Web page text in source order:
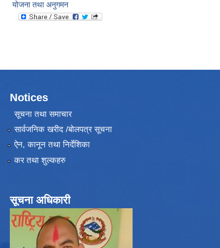
योजना तथा अनुगमन
Notices
सूचना तथा समाचार
सार्वजनिक खरीद /बोलपत्र सूचना
ऐन, कानून तथा निर्देशिका
कर तथा शुल्कहरु
सूचना अधिकारी